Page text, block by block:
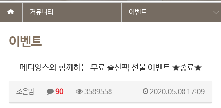
이벤트
커뮤니티 이벤트
메디앙스와 함께하는 무료 출산팩 선물 이벤트 ★종료★
조은맘 90 3589558 2020.05.08 17:09